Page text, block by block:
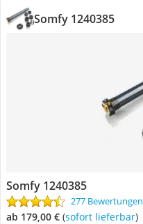
Somfy 1240385
Somfy 1240385
277 Bewertungen
ab 179,00 € ( Sofort lieferbar)